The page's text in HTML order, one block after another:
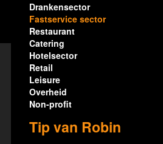
Drankensector
Fastservice sector
Restaurant
Catering
Hotelsector
Retail
Leisure
Overheid
Non-profit
Tip van Robin